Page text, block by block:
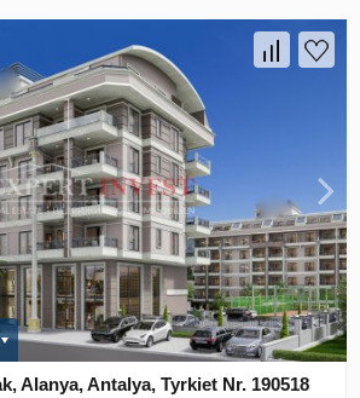
Alanya, Antalya, Tyrkiet Nr. 190518